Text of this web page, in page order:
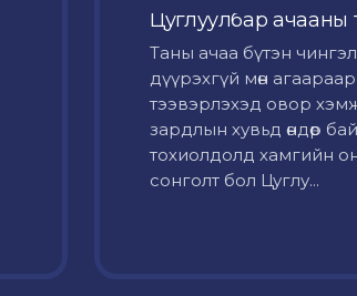
Цуглуулбар ачааны
Таны ачаа бүтэн
дүүрэхгүй мөн агаараар
тээвэрлэхэд овор
зардлын хувьд өндөр
тохиолдолд хамгийн
сонголт бол Цуглу...